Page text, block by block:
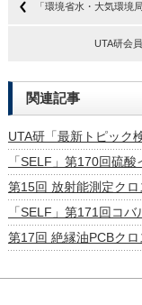
「環境省水・大気環境
UTA研会
関連記事
UTA研「最新トピック
「SELF」第170回硫
第15回 放射能測定クロ
「SELF」第171回コ
第17回 絶縁油PCBクロ